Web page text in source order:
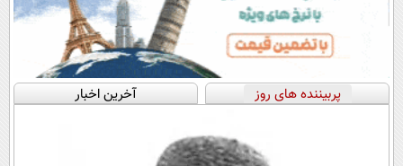
پربیننده های روز آخرین اخبار